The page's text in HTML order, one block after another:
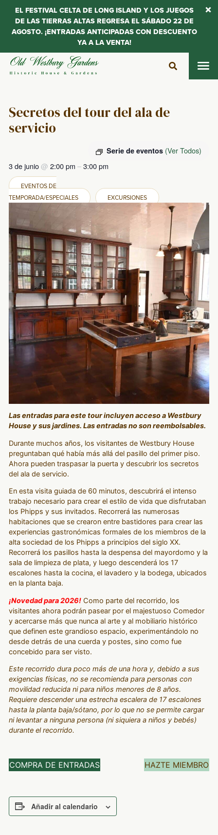
Saltar
Secretos del tour del ala de
servicio
Serie de eventos (Ver Todos)
3 de junio@ 2:00 pm –3:00 pm
EVENTOS DE
TEMPORADA/ESPECIALES
EXCURSIONES
Las entradas para este tour incluyen acceso a Westbury
House y sus jardines. Las entradas no son reembolsables.
Durante muchos años, los visitantes de Westbury House
preguntaban qué había más allá del pasillo del primer piso.
Ahora pueden traspasar la puerta y descubrir los secretos
del ala de servicio.
En esta visita guiada de 60 minutos, descubrirá el intenso
trabajo necesario para crear el estilo de vida que disfrutaban
los Phipps y sus invitados. Recorrerá las numerosas
habitaciones que se crearon entre bastidores para crear las
experiencias gastronómicas formales de los miembros de la
alta sociedad de los Phipps a principios del siglo XX.
Recorrerá los pasillos hasta la despensa del mayordomo y la
sala de limpieza de plata, y luego descenderá los 17
escalones hasta la cocina, el lavadero y la bodega, ubicados
en la planta baja.
¡Novedad para 2026!Como parte del recorrido, los
visitantes ahora podrán pasear por el majestuoso Comedor
y acercarse más que nunca al arte y al mobiliario histórico
que definen este grandioso espacio, experimentándolo no
desde detrás de una cuerda y postes, sino como fue
concebido para ser visto.
Este recorrido dura poco más de una hora y, debido a sus
exigencias físicas, no se recomienda para personas con
movilidad reducida ni para niños menores de 8 años.
Requiere descender una estrecha escalera de 17 escalones
hasta la planta baja/sótano, por lo que no se permite cargar
ni levantar a ninguna persona (ni siquiera a niños y bebés)
durante el recorrido.
COMPRA DE ENTRADAS HAZTE MIEMBRO
Añadir al calendario
EL FESTIVAL CELTA DE LONG ISLAND Y LOS JUEGOS
DE LAS TIERRAS ALTAS REGRESA EL SÁBADO 22 DE
AGOSTO. ¡ENTRADAS ANTICIPADAS CON DESCUENTO
YA A LA VENTA!